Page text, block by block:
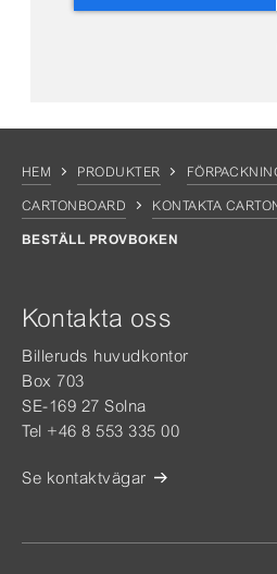
HEM PRODUKTER
CARTONBOARD KONTAKTA
BESTÄLL PROVBOKEN
Kontakta oss
Billeruds huvudkontor
Box 703
SE-169 27 Solna
Tel +46 8 553 335 00
Se kontaktvägar